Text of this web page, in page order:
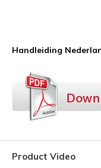
Handleiding
Product Video